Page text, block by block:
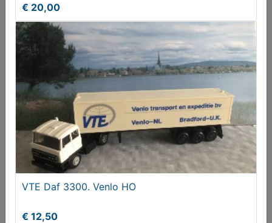
Red Bull max Verstappen RB19
€ 22,95
€ 20,00
VTE Daf 3300. Venlo HO
€ 12,50